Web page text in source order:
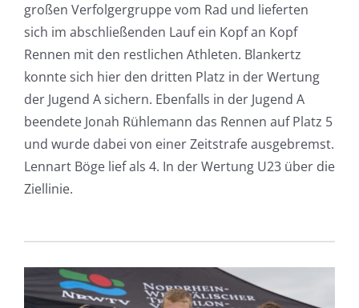
großen Verfolgergruppe vom Rad und lieferten
sich im abschließenden Lauf ein Kopf an Kopf
Rennen mit den restlichen Athleten. Blankertz
konnte sich hier den dritten Platz in der Wertung
der Jugend A sichern. Ebenfalls in der Jugend A
beendete Jonah Rühlemann das Rennen auf Platz 5
und wurde dabei von einer Zeitstrafe ausgebremst.
Lennart Böge lief als 4. In der Wertung U23 über die
Ziellinie.